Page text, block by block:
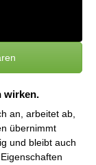
wirken.
an, arbeitet ab,
übernimmt
und bleibt auch